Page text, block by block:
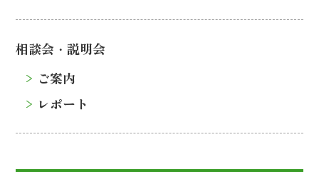
相談会・説明会
ご案内
レポート